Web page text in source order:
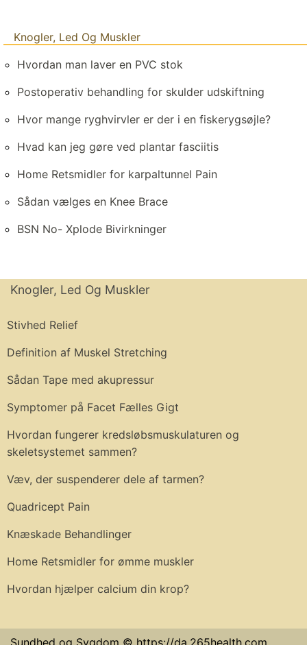
Knogler, Led Og Muskler
Hvordan man laver en PVC stok
Postoperativ behandling for skulder udskiftning
Hvor mange ryghvirvler er der i en fiskerygsøjle?
Hvad kan jeg gøre ved plantar fasciitis
Home Retsmidler for karpaltunnel Pain
Sådan vælges en Knee Brace
BSN No- Xplode Bivirkninger
Knogler, Led Og Muskler
Stivhed Relief
Definition af Muskel Stretching
Sådan Tape med akupressur
Symptomer på Facet Fælles Gigt
Hvordan fungerer kredsløbsmuskulaturen og
skeletsystemet sammen?
Væv, der suspenderer dele af tarmen?
Quadricept Pain
Knæskade Behandlinger
Home Retsmidler for ømme muskler
Hvordan hjælper calcium din krop?
Sundhed og Sygdom © https://da.265health.com